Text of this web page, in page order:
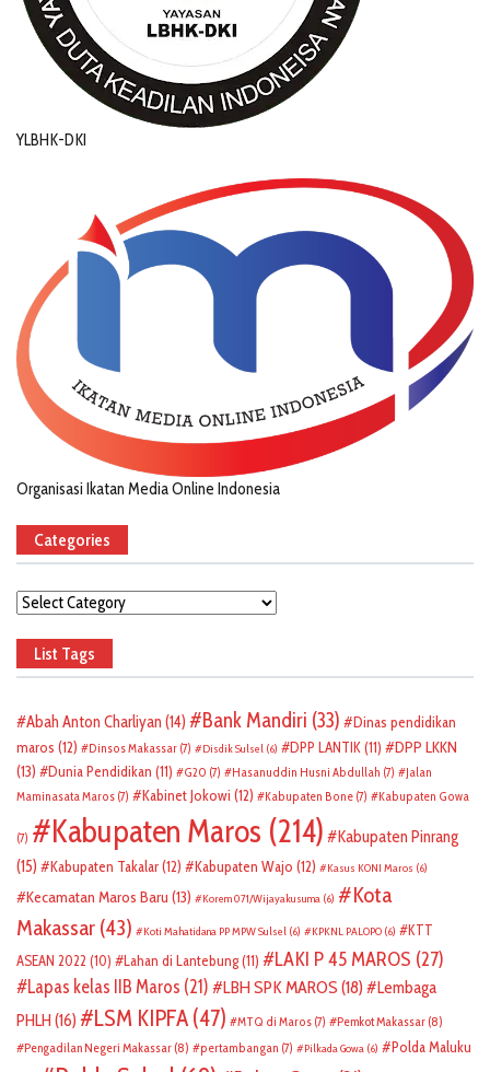
YLBHK-DKI
Organisasi Ikatan Media Online Indonesia
Categories
Categories
List Tags
Abah Anton Charliyan (14) Bank Mandiri (33)
Dinas pendidikan
maros (12) Dinsos Makassar (7) Disdik Sulsel (6) DPP LANTIK(11)
DPP LKKN
(13)
Dunia Pendidikan (11) G20 (7) Hasanuddin Husni Abdullah (7)
Jalan
Maminasata Maros (7) Kabinet Jokowi (12) Kabupaten Bone (7) Kabupaten Gowa
(7) Kabupaten Maros (214)
Kabupaten Pinrang
(15)
Kabupaten Takalar(12) Kabupaten Wajo (12) Kasus KONI Maros (6)
Kecamatan Maros Baru (13) Korem 071/Wijayakusuma (6)
Kota
Makassar (43) Koti Mahatidana PP MPW Sulsel (6) KPKNL PALOPO (6)
KTT
ASEAN 2022 (10) Lahan di Lantebung(11) LAKI P 45 MAROS (27)
Lapas kelas IIB Maros (21) LBH SPK MAROS (18)
Lembaga
PHLH (16) LSM KIPFA (47) MTQ di Maros (7) Pemkot Makassar (8)
Pengadilan Negeri Makassar (8) pertambangan (7) Pilkada Gowa (6)
Polda Maluku